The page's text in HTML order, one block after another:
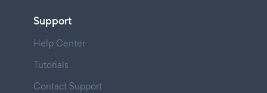
Support
Help Center
Tutorials
Contact Support